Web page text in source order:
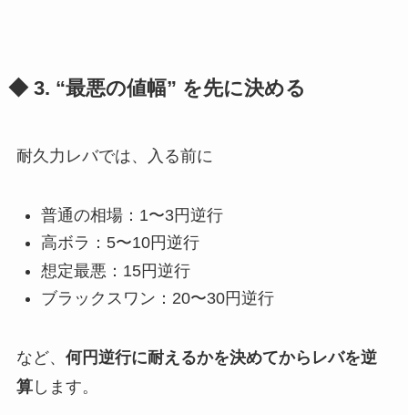
◆ 3. “最悪の値幅” を先に決める
耐久力レバでは、入る前に
普通の相場：1〜3円逆行
高ボラ：5〜10円逆行
想定最悪：15円逆行
ブラックスワン：20〜30円逆行
など、 何円逆行に耐えるかを決めてからレバを逆
算します。